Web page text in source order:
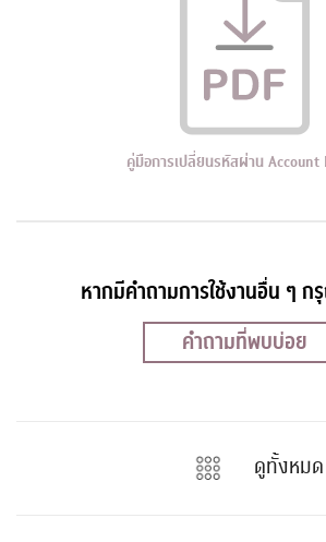
คู่มือการเปลี่ยนรหัสผ่าน Account
หากมีคำถามการใช้งานอื่น ๆ
คำถามที่พบบ่อย
ดูทั้งหมด